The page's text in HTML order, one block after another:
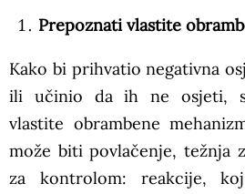
Prepoznati vlastite
Kako bi prihvatio negativna
ili učinio da ih ne osjeti,
vlastite obrambene
može biti povlačenje, težnja
za kontrolom: reakcije,